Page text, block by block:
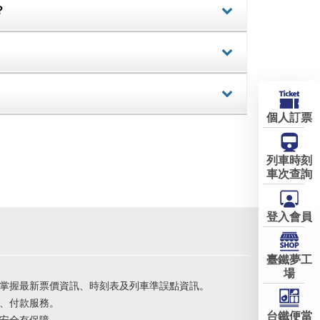
握最新票價資訊、時刻表及列車準誤點資訊。
付款服務。
個人訂票
列車時刻
車次查詢
登入會員
臺鐵夢工
場
台鐵便當